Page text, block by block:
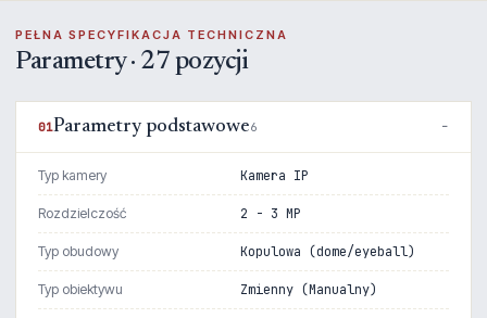
PEŁNA SPECYFIKACJA TECHNICZNA
Parametry · 27 pozycji
01Parametry podstawowe6
Typ kamery Kamera IP
Rozdzielczość 2 - 3 MP
Typ obudowy Kopulowa (dome/eyeball)
Typ obiektywu Zmienny (Manualny)